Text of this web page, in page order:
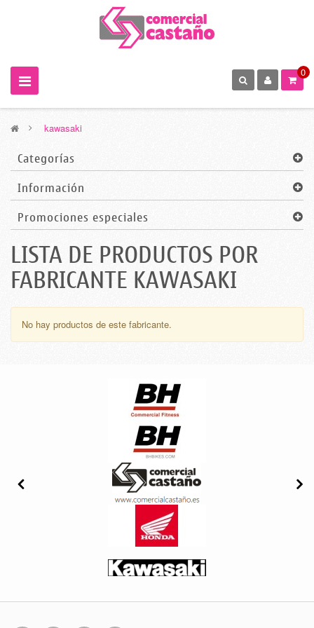
0
> kawasaki
Categorías
Información
Promociones especiales
LISTA DE PRODUCTOS POR
FABRICANTE KAWASAKI
No hay productos de este fabricante.